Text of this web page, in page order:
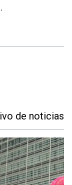
de noticias